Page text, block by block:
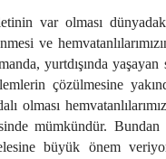
var olması
ve
yurtdışında yaşayan
çözülmesine
olması
mümkündür. Bundan
büyük önem